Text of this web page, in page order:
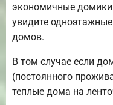
экономичные домики
увидите
домов.
В том случае если
(постоянного
теплые дома на